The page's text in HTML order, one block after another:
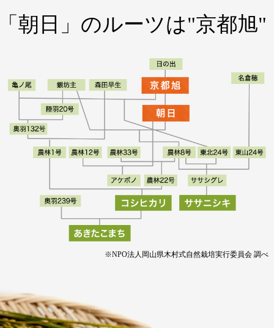
朝日」のルーツは"京都旭"
※NPO法人岡山県木村式自然栽培実行委員会 調べ